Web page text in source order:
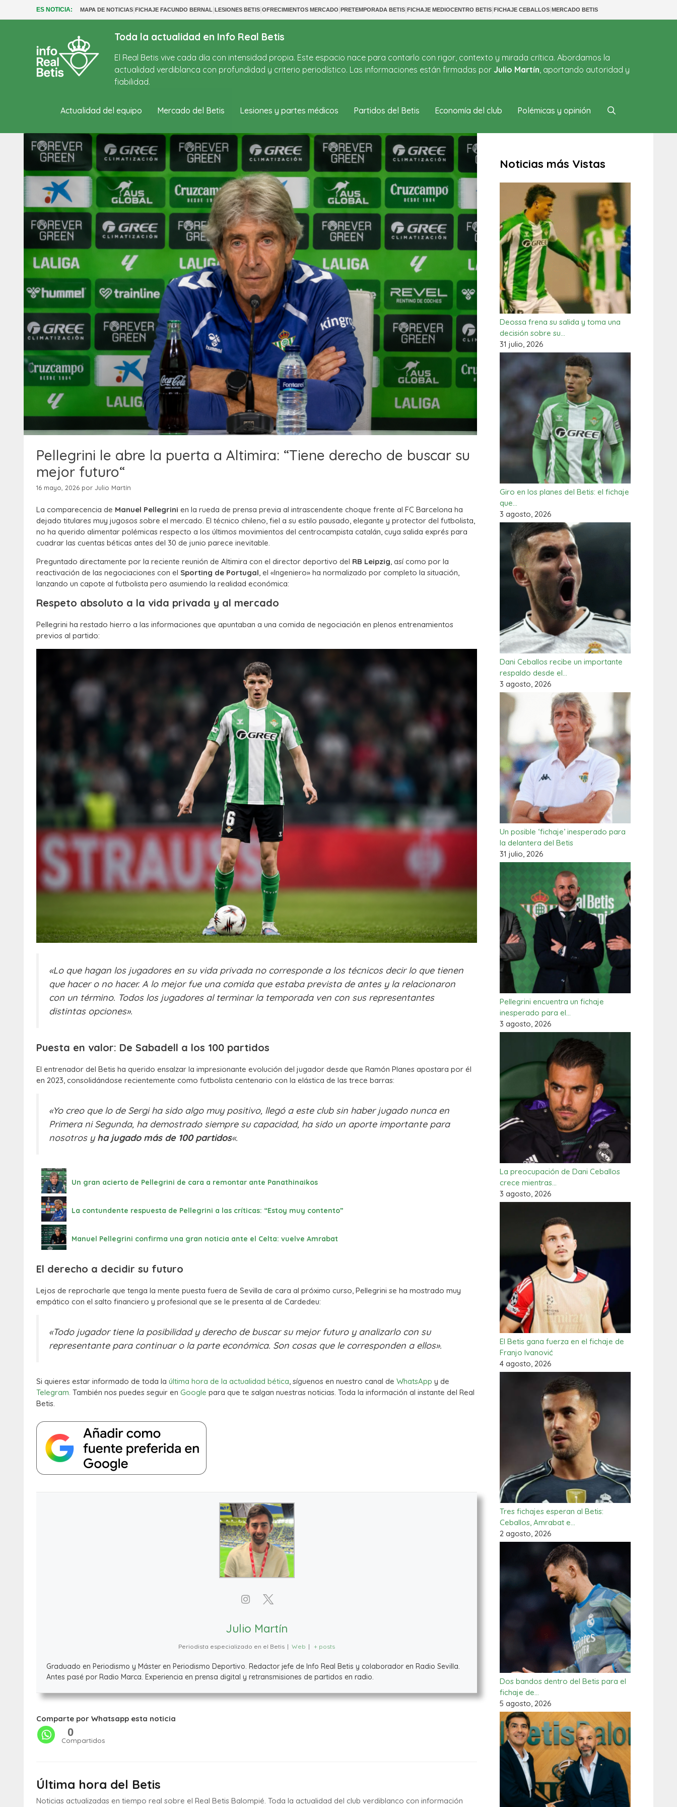
ES NOTICIA: MAPA DE NOTICIAS|FICHAJE FACUNDO BERNAL|LESIONES BETIS|OFRECIMIENTOS MERCADO|PRETEMPORADA BETIS|FICHAJE MEDIOCENTRO BETIS|FICHAJE CEBALLOS|MERCADO BETIS
Toda la actualidad en Info Real Betis
El Real Betis vive cada día con intensidad propia. Este espacio nace para contarlo con rigor, contexto y mirada crítica. Abordamos la
actualidad verdiblanca con profundidad y criterio periodístico. Las informaciones están firmadas por Julio Martín, aportando autoridad y
fiabilidad.
Actualidad del equipo Mercado del Betis Lesiones y partes médicos Partidos del Betis Economía del club Polémicas y opinión
Pellegrini le abre la puerta a Altimira: “Tiene derecho de buscar su
mejor futuro“
16 mayo, 2026 por Julio Martín
La comparecencia de Manuel Pellegrini en la rueda de prensa previa al intrascendente choque frente al FC Barcelona ha
dejado titulares muy jugosos sobre el mercado. El técnico chileno, fiel a su estilo pausado, elegante y protector del futbolista,
no ha querido alimentar polémicas respecto a los últimos movimientos del centrocampista catalán, cuya salida exprés para
cuadrar las cuentas béticas antes del 30 de junio parece inevitable.
Preguntado directamente por la reciente reunión de Altimira con el director deportivo del RB Leipzig , así como por la
reactivación de las negociaciones con el Sporting de Portugal , el «Ingeniero» ha normalizado por completo la situación,
lanzando un capote al futbolista pero asumiendo la realidad económica:
Respeto absoluto a la vida privada y al mercado
Pellegrini ha restado hierro a las informaciones que apuntaban a una comida de negociación en plenos entrenamientos
previos al partido:
«Lo que hagan los jugadores en su vida privada no corresponde a los técnicos decir lo que tienen
que hacer o no hacer. A lo mejor fue una comida que estaba prevista de antes y la relacionaron
con un término. Todos los jugadores al terminar la temporada ven con sus representantes
distintas opciones».
Puesta en valor: De Sabadell a los 100 partidos
El entrenador del Betis ha querido ensalzar la impresionante evolución del jugador desde que Ramón Planes apostara por él
en 2023, consolidándose recientemente como futbolista centenario con la elástica de las trece barras:
«Yo creo que lo de Sergi ha sido algo muy positivo, llegó a este club sin haber jugado nunca en
Primera ni Segunda, ha demostrado siempre su capacidad, ha sido un aporte importante para
nosotros yha jugado más de 100 partidos«.
Un gran acierto de Pellegrini de cara a remontar ante Panathinaikos
La contundente respuesta de Pellegrini a las críticas: “Estoy muy contento”
Manuel Pellegrini confirma una gran noticia ante el Celta: vuelve Amrabat
El derecho a decidir su futuro
Lejos de reprocharle que tenga la mente puesta fuera de Sevilla de cara al próximo curso, Pellegrini se ha mostrado muy
empático con el salto financiero y profesional que se le presenta al de Cardedeu:
«Todo jugador tiene la posibilidad y derecho de buscar su mejor futuro y analizarlo con su
representante para continuar o la parte económica. Son cosas que le corresponden a ellos».
Si quieres estar informado de toda la última hora de la actualidad bética, síguenos en nuestro canal de WhatsApp y de
Telegram. También nos puedes seguir en Google para que te salgan nuestras noticias. Toda la información al instante del Real
Betis.
Julio Martín
Periodista especializado en el Betis | Web | + posts
Graduado en Periodismo y Máster en Periodismo Deportivo. Redactor jefe de Info Real Betis y colaborador en Radio Sevilla.
Antes pasé por Radio Marca. Experiencia en prensa digital y retransmisiones de partidos en radio.
Comparte por Whatsapp esta noticia
0
Compartidos
Última hora del Betis
Noticias actualizadas en tiempo real sobre el Real Betis Balompié. Toda la actualidad del club verdiblanco con información
Noticias más Vistas
Deossa frena su salida y toma una
decisión sobre su…
31 julio, 2026
Giro en los planes del Betis: el fichaje
que…
3 agosto, 2026
Dani Ceballos recibe un importante
respaldo desde el…
3 agosto, 2026
Un posible ‘fichaje’ inesperado para
la delantera del Betis
31 julio, 2026
Pellegrini encuentra un fichaje
inesperado para el…
3 agosto, 2026
La preocupación de Dani Ceballos
crece mientras…
3 agosto, 2026
El Betis gana fuerza en el fichaje de
Franjo Ivanović
4 agosto, 2026
Tres fichajes esperan al Betis:
Ceballos, Amrabat e…
2 agosto, 2026
Dos bandos dentro del Betis para el
fichaje de…
5 agosto, 2026